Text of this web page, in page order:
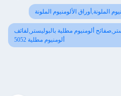
الملونة,أوراق الألومنيوم الملونة
ألومنيوم مطلية بالبوليستر,لفائف
ألومنيوم مطلية 5052